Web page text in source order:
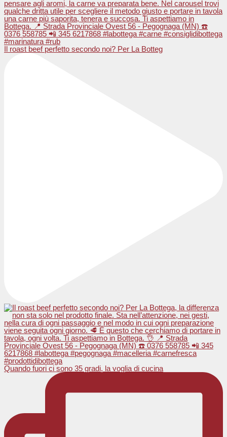
Il roast beef perfetto secondo noi? Per La Botteg
Quando fuori ci sono 35 gradi, la voglia di cucina